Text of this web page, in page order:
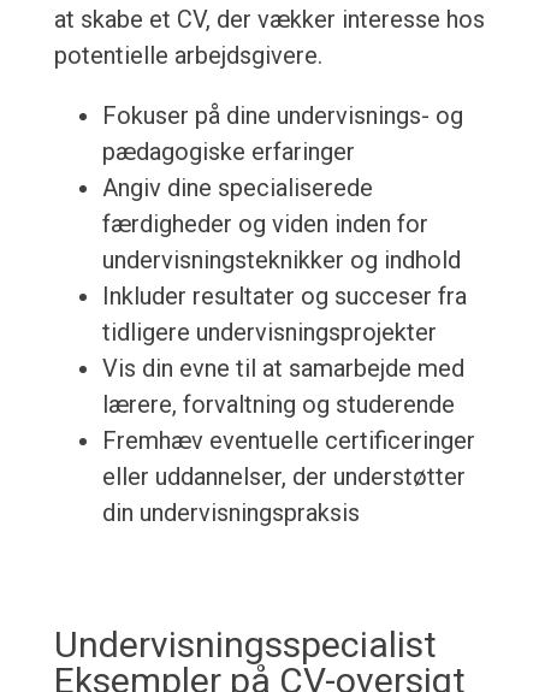
at skabe et CV, der vækker interesse hos
potentielle arbejdsgivere.
Fokuser på dine undervisnings- og
pædagogiske erfaringer
Angiv dine specialiserede
færdigheder og viden inden for
undervisningsteknikker og indhold
Inkluder resultater og succeser fra
tidligere undervisningsprojekter
Vis din evne til at samarbejde med
lærere, forvaltning og studerende
Fremhæv eventuelle certificeringer
eller uddannelser, der understøtter
din undervisningspraksis
Undervisningsspecialist
Eksempler på CV-oversigt